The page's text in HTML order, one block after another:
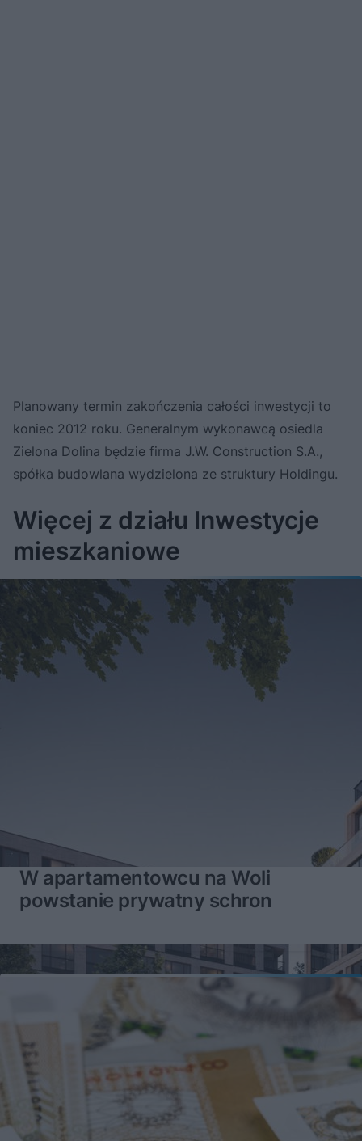
Planowany termin zakończenia całości inwestycji to
koniec 2012 roku. Generalnym wykonawcą osiedla
Zielona Dolina będzie firma J.W. Construction S.A.,
spółka budowlana wydzielona ze struktury Holdingu.
Więcej z działu Inwestycje
mieszkaniowe
W apartamentowcu na Woli
powstanie prywatny schron